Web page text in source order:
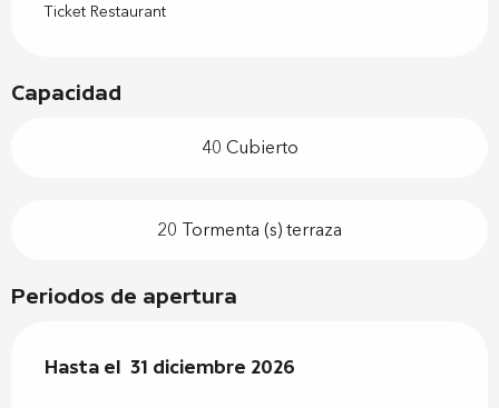
Ticket Restaurant
Capacidad
40 Cubierto
20 Tormenta (s) terraza
Periodos de apertura
Del2 enero 2026al31 diciembre 2026
Hasta el 31 diciembre 2026